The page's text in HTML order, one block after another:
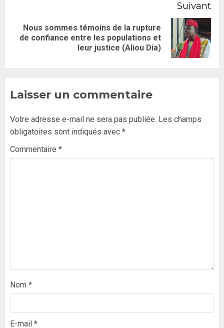
Suivant
Nous sommes témoins de la rupture
de confiance entre les populations et
leur justice (Aliou Dia)
Laisser un commentaire
Votre adresse e-mail ne sera pas publiée. Les champs
obligatoires sont indiqués avec *
Commentaire *
Nom *
E-mail *